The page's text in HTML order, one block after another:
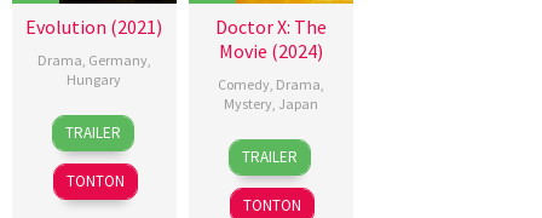
Evolution (2021)
Drama, Germany,
Hungary
1
Aug
2021
Kornél
Mundruczó
TRAILER
TONTON
Doctor X: The
Movie (2024)
Comedy, Drama,
Mystery, Japan
6
Dec
2024
Naoki
Tamura
TRAILER
TONTON